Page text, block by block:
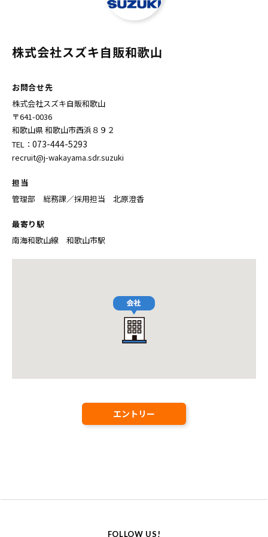
株式会社スズキ自販和歌山
お問合せ先
株式会社スズキ自販和歌山
〒641-0036
和歌山県 和歌山市西浜８９２
TEL： 073-444-5293
recruit@j-wakayama.sdr.suzuki
担当
管理部 総務課／採用担当 北原澄香
最寄り駅
南海和歌山線 和歌山市駅
エントリー
FOLLOW US!